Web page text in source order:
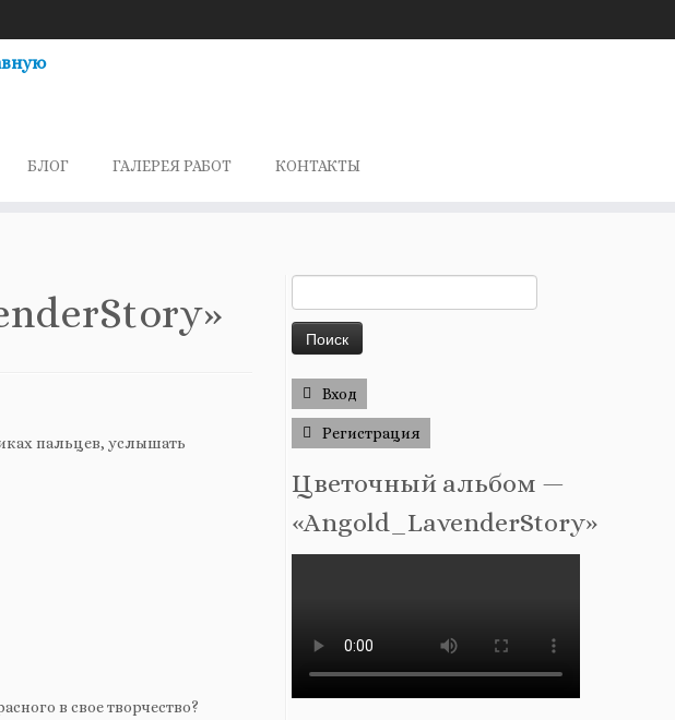
БЛОГ ГАЛЕРЕЯ РАБОТ КОНТАКТЫ
пальцев, услышать
в свое творчество?
Вход
Регистрация
Цветочный альбом —
«Angold_LavenderStory»